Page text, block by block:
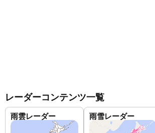
レーダーコンテンツ一覧
雨雲レーダー 雨雪レーダー